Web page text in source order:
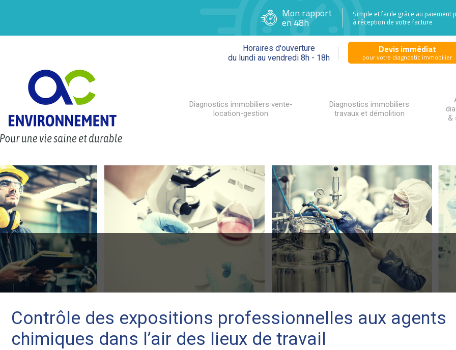
Mon rapport
en 48h
Simple et facile grâce au paiement
à réception de votre facture
Horaires d'ouverture
du lundi au vendredi 8h - 18h
Devis immédiat
pour votre diagnostic immobilier
Diagnostics immobiliers vente-
location-gestion
Diagnostics immobiliers
travaux et démolition
&
Contrôle des expositions professionnelles aux agents
chimiques dans l’air des lieux de travail